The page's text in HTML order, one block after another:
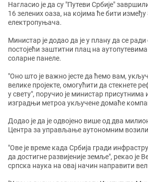
Нагласио је да су "Путеви Србије"
16 зелених оаза, на којима ће бити између
електропуњача.
Министар је додао да је у плану да се ради
постојећи заштитни плац на
соларне панеле.
"Оно што је важно јесте да ћемо вам,
велике пројекте, омогућити да стекнете
у свету", поручио је министар присутнима
изградњи метроа укључене домаће
Додао је да је одвојено више од два
Центра за управљање аутономним
"Ове је време када Србија гради
да достигне развијеније земље", рекао је
српска наука на овај начин направити